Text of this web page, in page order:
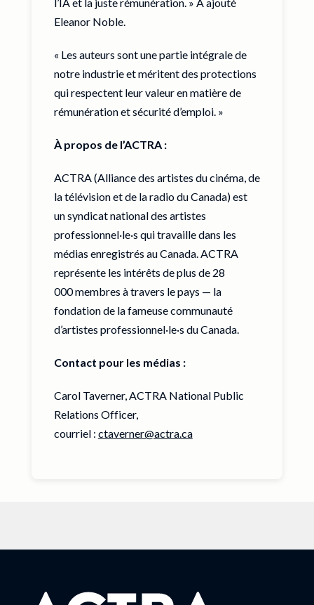
Eleanor Noble.
« Les auteurs sont une partie intégrale de
notre industrie et méritent des protections
qui respectent leur valeur en matière de
rémunération et sécurité d’emploi. »
À propos de l’ACTRA :
ACTRA (Alliance des artistes du cinéma, de
la télévision et de la radio du Canada) est
un syndicat national des artistes
professionnel·le·s qui travaille dans les
médias enregistrés au Canada. ACTRA
représente les intérêts de plus de 28
000 membres à travers le pays — la
fondation de la fameuse communauté
d’artistes professionnel·le·s du Canada.
Contact pour les médias :
Carol Taverner, ACTRA National Public
Relations Officer,
courriel : ctaverner@actra.ca